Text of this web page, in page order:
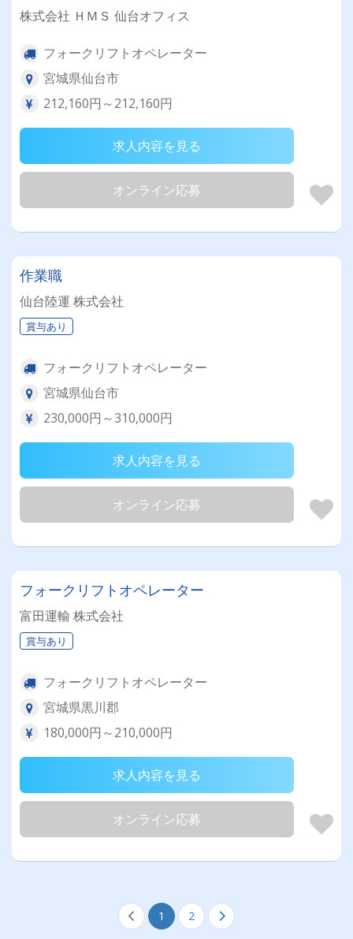
株式会社 ＨＭＳ 仙台オフィス
フォークリフトオペレーター
宮城県仙台市
212,160円～212,160円
求人内容を見る
オンライン応募
作業職
仙台陸運 株式会社
賞与あり
フォークリフトオペレーター
宮城県仙台市
230,000円～310,000円
求人内容を見る
オンライン応募
フォークリフトオペレーター
富田運輸 株式会社
賞与あり
フォークリフトオペレーター
宮城県黒川郡
180,000円～210,000円
求人内容を見る
オンライン応募
1 2